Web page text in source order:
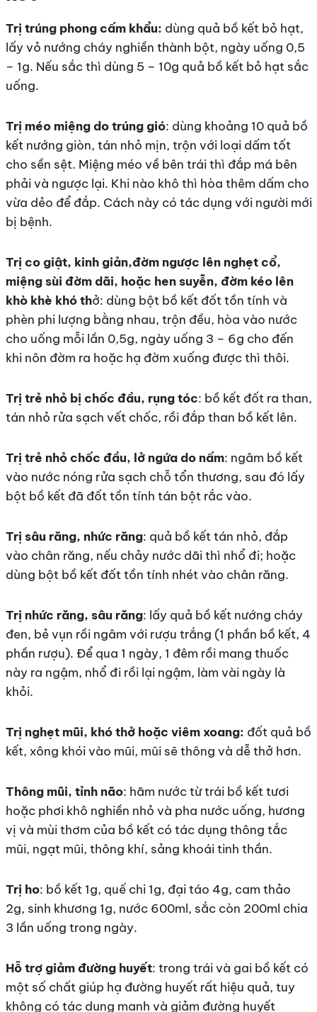
Trị trúng phong cấm khẩu: dùng quả bồ kết bỏ hạt,
lấy vỏ nướng cháy nghiền thành bột, ngày uống 0,5
– 1g. Nếu sắc thì dùng 5 – 10g quả bồ kết bỏ hạt sắc
uống.
Trị méo miệng do trúng gió: dùng khoảng 10 quả bồ
kết nướng giòn, tán nhỏ mịn, trộn với loại dấm tốt
cho sền sệt. Miệng méo về bên trái thì đắp má bên
phải và ngược lại. Khi nào khô thì hòa thêm dấm cho
vừa dẻo để đắp. Cách này có tác dụng với người mới
bị bệnh.
Trị co giật, kinh giản,đờm ngược lên nghẹt cổ,
miệng sùi đờm dãi, hoặc hen suyễn, đờm kéo lên
khò khè khó thở: dùng bột bồ kết đốt tồn tính và
phèn phi lượng bằng nhau, trộn đều, hòa vào nước
cho uống mỗi lần 0,5g, ngày uống 3 – 6g cho đến
khi nôn đờm ra hoặc hạ đờm xuống được thì thôi.
Trị trẻ nhỏ bị chốc đầu, rụng tóc: bồ kết đốt ra than,
tán nhỏ rửa sạch vết chốc, rồi đắp than bồ kết lên.
Trị trẻ nhỏ chốc đầu, lở ngứa do nấm: ngâm bồ kết
vào nước nóng rửa sạch chỗ tổn thương, sau đó lấy
bột bồ kết đã đốt tồn tính tán bột rắc vào.
Trị sâu răng, nhức răng: quả bồ kết tán nhỏ, đắp
vào chân răng, nếu chảy nước dãi thì nhổ đi; hoặc
dùng bột bồ kết đốt tồn tính nhét vào chân răng.
Trị nhức răng, sâu răng: lấy quả bồ kết nướng cháy
đen, bẻ vụn rồi ngâm với rượu trắng (1 phần bồ kết, 4
phần rượu). Để qua 1 ngày, 1 đêm rồi mang thuốc
này ra ngậm, nhổ đi rồi lại ngậm, làm vài ngày là
khỏi.
Trị nghẹt mũi, khó thở hoặc viêm xoang: đốt quả bồ
kết, xông khói vào mũi, mũi sẽ thông và dễ thở hơn.
Thông mũi, tỉnh não: hãm nước từ trái bồ kết tươi
hoặc phơi khô nghiền nhỏ và pha nước uống, hương
vị và mùi thơm của bồ kết có tác dụng thông tắc
mũi, ngạt mũi, thông khí, sảng khoái tinh thần.
Trị ho: bồ kết 1g, quế chi 1g, đại táo 4g, cam thảo
2g, sinh khương 1g, nước 600ml, sắc còn 200ml chia
3 lần uống trong ngày.
Hỗ trợ giảm đường huyết: trong trái và gai bồ kết có
một số chất giúp hạ đường huyết rất hiệu quả, tuy
không có tác dụng mạnh và giảm đường huyết